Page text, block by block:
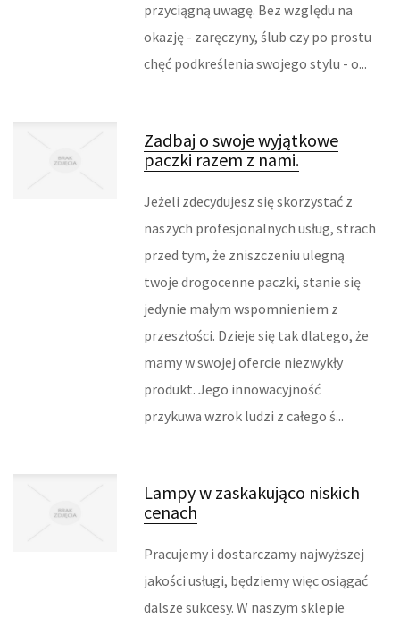
USŁUGI MOTORYZACYJNE
SALONY, KOMISY
AGENCJE REKLAMOWE
MATERIAŁY REKLAMOWE
INNE AGENCJE
RUCH
IMPREZY INTEGRACYJNE
HOBBY
ZAJĘCIA SPORTOWE I REKREACYJNE
INFORMATYCZNE
RESTAURACJE, CATERING
FOTOGRAFIA
przyciągną uwagę. Bez względu na
okazję - zaręczyny, ślub czy po prostu
chęć podkreślenia swojego stylu - o...
Zadbaj o swoje wyjątkowe
paczki razem z nami.
Jeżeli zdecydujesz się skorzystać z
naszych profesjonalnych usług, strach
przed tym, że zniszczeniu ulegną
twoje drogocenne paczki, stanie się
jedynie małym wspomnieniem z
przeszłości. Dzieje się tak dlatego, że
mamy w swojej ofercie niezwykły
produkt. Jego innowacyjność
przykuwa wzrok ludzi z całego ś...
Lampy w zaskakująco niskich
cenach
Pracujemy i dostarczamy najwyższej
jakości usługi, będziemy więc osiągać
dalsze sukcesy. W naszym sklepie